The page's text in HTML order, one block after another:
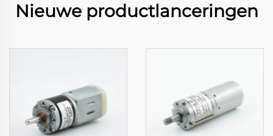
Nieuwe productlanceringen